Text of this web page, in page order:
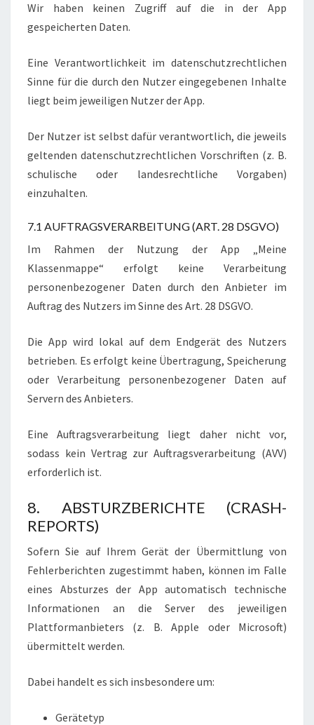
Wir haben keinen Zugriff auf die in der App
gespeicherten Daten.
Eine Verantwortlichkeit im datenschutzrechtlichen
Sinne für die durch den Nutzer eingegebenen Inhalte
liegt beim jeweiligen Nutzer der App.
Der Nutzer ist selbst dafür verantwortlich, die jeweils
geltenden datenschutzrechtlichen Vorschriften (z. B.
schulische oder landesrechtliche Vorgaben)
einzuhalten.
7.1 AUFTRAGSVERARBEITUNG (ART. 28 DSGVO)
Im Rahmen der Nutzung der App „Meine
Klassenmappe“ erfolgt keine Verarbeitung
personenbezogener Daten durch den Anbieter im
Auftrag des Nutzers im Sinne des Art. 28 DSGVO.
Die App wird lokal auf dem Endgerät des Nutzers
betrieben. Es erfolgt keine Übertragung, Speicherung
oder Verarbeitung personenbezogener Daten auf
Servern des Anbieters.
Eine Auftragsverarbeitung liegt daher nicht vor,
sodass kein Vertrag zur Auftragsverarbeitung (AVV)
erforderlich ist.
8. ABSTURZBERICHTE (CRASH-
REPORTS)
Sofern Sie auf Ihrem Gerät der Übermittlung von
Fehlerberichten zugestimmt haben, können im Falle
eines Absturzes der App automatisch technische
Informationen an die Server des jeweiligen
Plattformanbieters (z. B. Apple oder Microsoft)
übermittelt werden.
Dabei handelt es sich insbesondere um:
Gerätetyp